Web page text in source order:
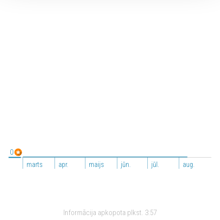
marts apr. maijs jūn. jūl. aug.
0
Informācija apkopota plkst. 3:57